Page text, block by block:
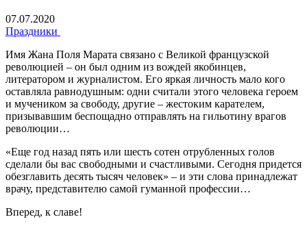
07.07.2020
Праздники
Имя Жана Поля Марата связано с Великой французской
революцией – он был одним из вождей якобинцев,
литератором и журналистом. Его яркая личность мало кого
оставляла равнодушным: одни считали этого человека героем
и мучеником за свободу, другие – жестоким карателем,
призывавшим беспощадно отправлять на гильотину врагов
революции…
«Еще год назад пять или шесть сотен отрубленных голов
сделали бы вас свободными и счастливыми. Сегодня придется
обезглавить десять тысяч человек» – и эти слова принадлежат
врачу, представителю самой гуманной профессии…
Вперед, к славе!